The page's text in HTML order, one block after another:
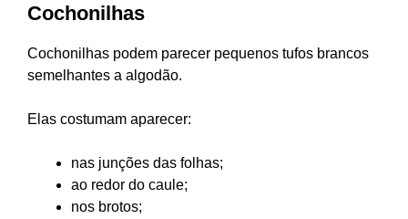
Cochonilhas
Cochonilhas podem parecer pequenos tufos brancos
semelhantes a algodão.
Elas costumam aparecer:
nas junções das folhas;
ao redor do caule;
nos brotos;